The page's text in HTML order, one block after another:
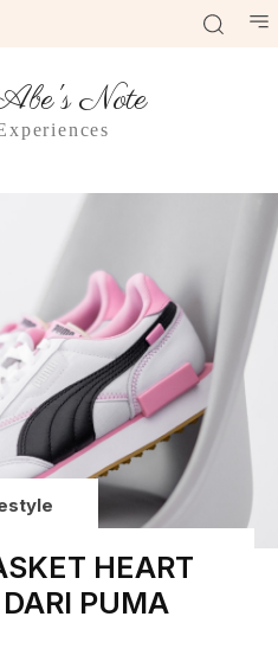
Note
HEART
PUMA